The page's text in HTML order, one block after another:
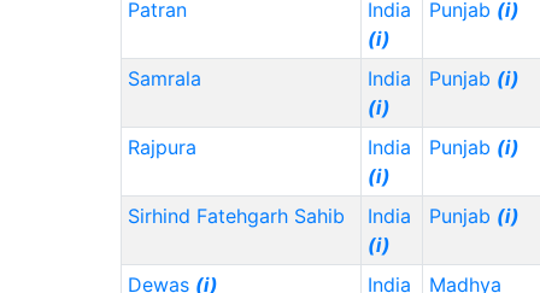
Uzbekistan (UZ)
(i)
60,000 60,000
Singapore (SG) 65,000
300,000
Madagascar (MG)
(i)
70,000 40,000
Mozambique (MZ)
(i)
70,000 50,000
Thailand (TH)(i) 70,000
700,000
Patran
India
(i)
Punjab (i)
Samrala
India
(i)
Punjab (i)
Rajpura
India
(i)
Punjab (i)
Sirhind Fatehgarh Sahib
India
(i)
Punjab (i)
Dewas (i)
India
Madhya